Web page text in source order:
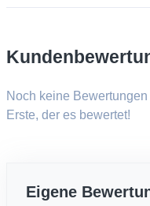
Noch keine
Erste, der es bewertet!
Eigene